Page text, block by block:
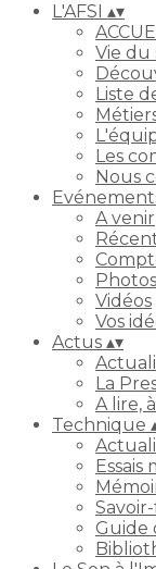
L'AFSI ▴▾
Vie du
Liste
Les
Nous
A venir
Photos
Vidéos
Vos
Actus ▴▾
La
A lire,
Technique
Essais
Guide